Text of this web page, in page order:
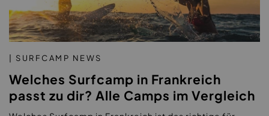
| SURFCAMP NEWS
Welches Surfcamp in Frankreich
passt zu dir? Alle Camps im Vergleich